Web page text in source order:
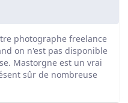
photographe freelance
on n'est pas disponible
Mastorgne est un vrai
sûr de nombreuse